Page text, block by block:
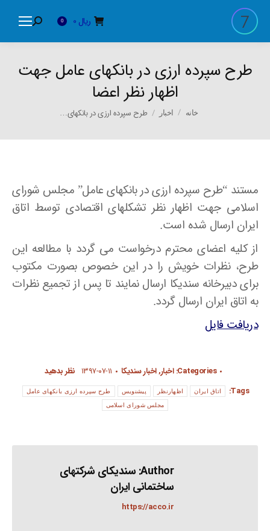
ریال 0
Search:
طرح سپرده ارزی در بانکهای عامل جهت
اظهار نظر اعضا
You are here:
خانه اخبار طرح سپرده ارزی در بانکهای…
مستند “طرح سپرده ارزی در بانکهای عامل” مجلس شورای
اسلامی جهت اظهار نظر تشکلهای اقتصادی توسط اتاق
ایران ارسال شده است.
از کلیه اعضای محترم درخواست می گردد با مطالعه این
طرح، نظرات خویش را در این خصوص بصورت مکتوب
برای دبیرخانه سندیکا ارسال نمایند تا پس از تجمیع نظرات
به اتاق ایران ارسال گردد.
دریافت فایل
Categories: اخبار,اخبار سندیکا ۱۳۹۷-۰۷-۱۱ نظر بدهید
Tags:
اتاق ایران اظهارنظر پیشنویس طرح سپرده ارزی بانکهای عامل
مجلس شورای اسلامی
Author: سندیکای شرکتهای
ساختمانی ایران
https://acco.ir